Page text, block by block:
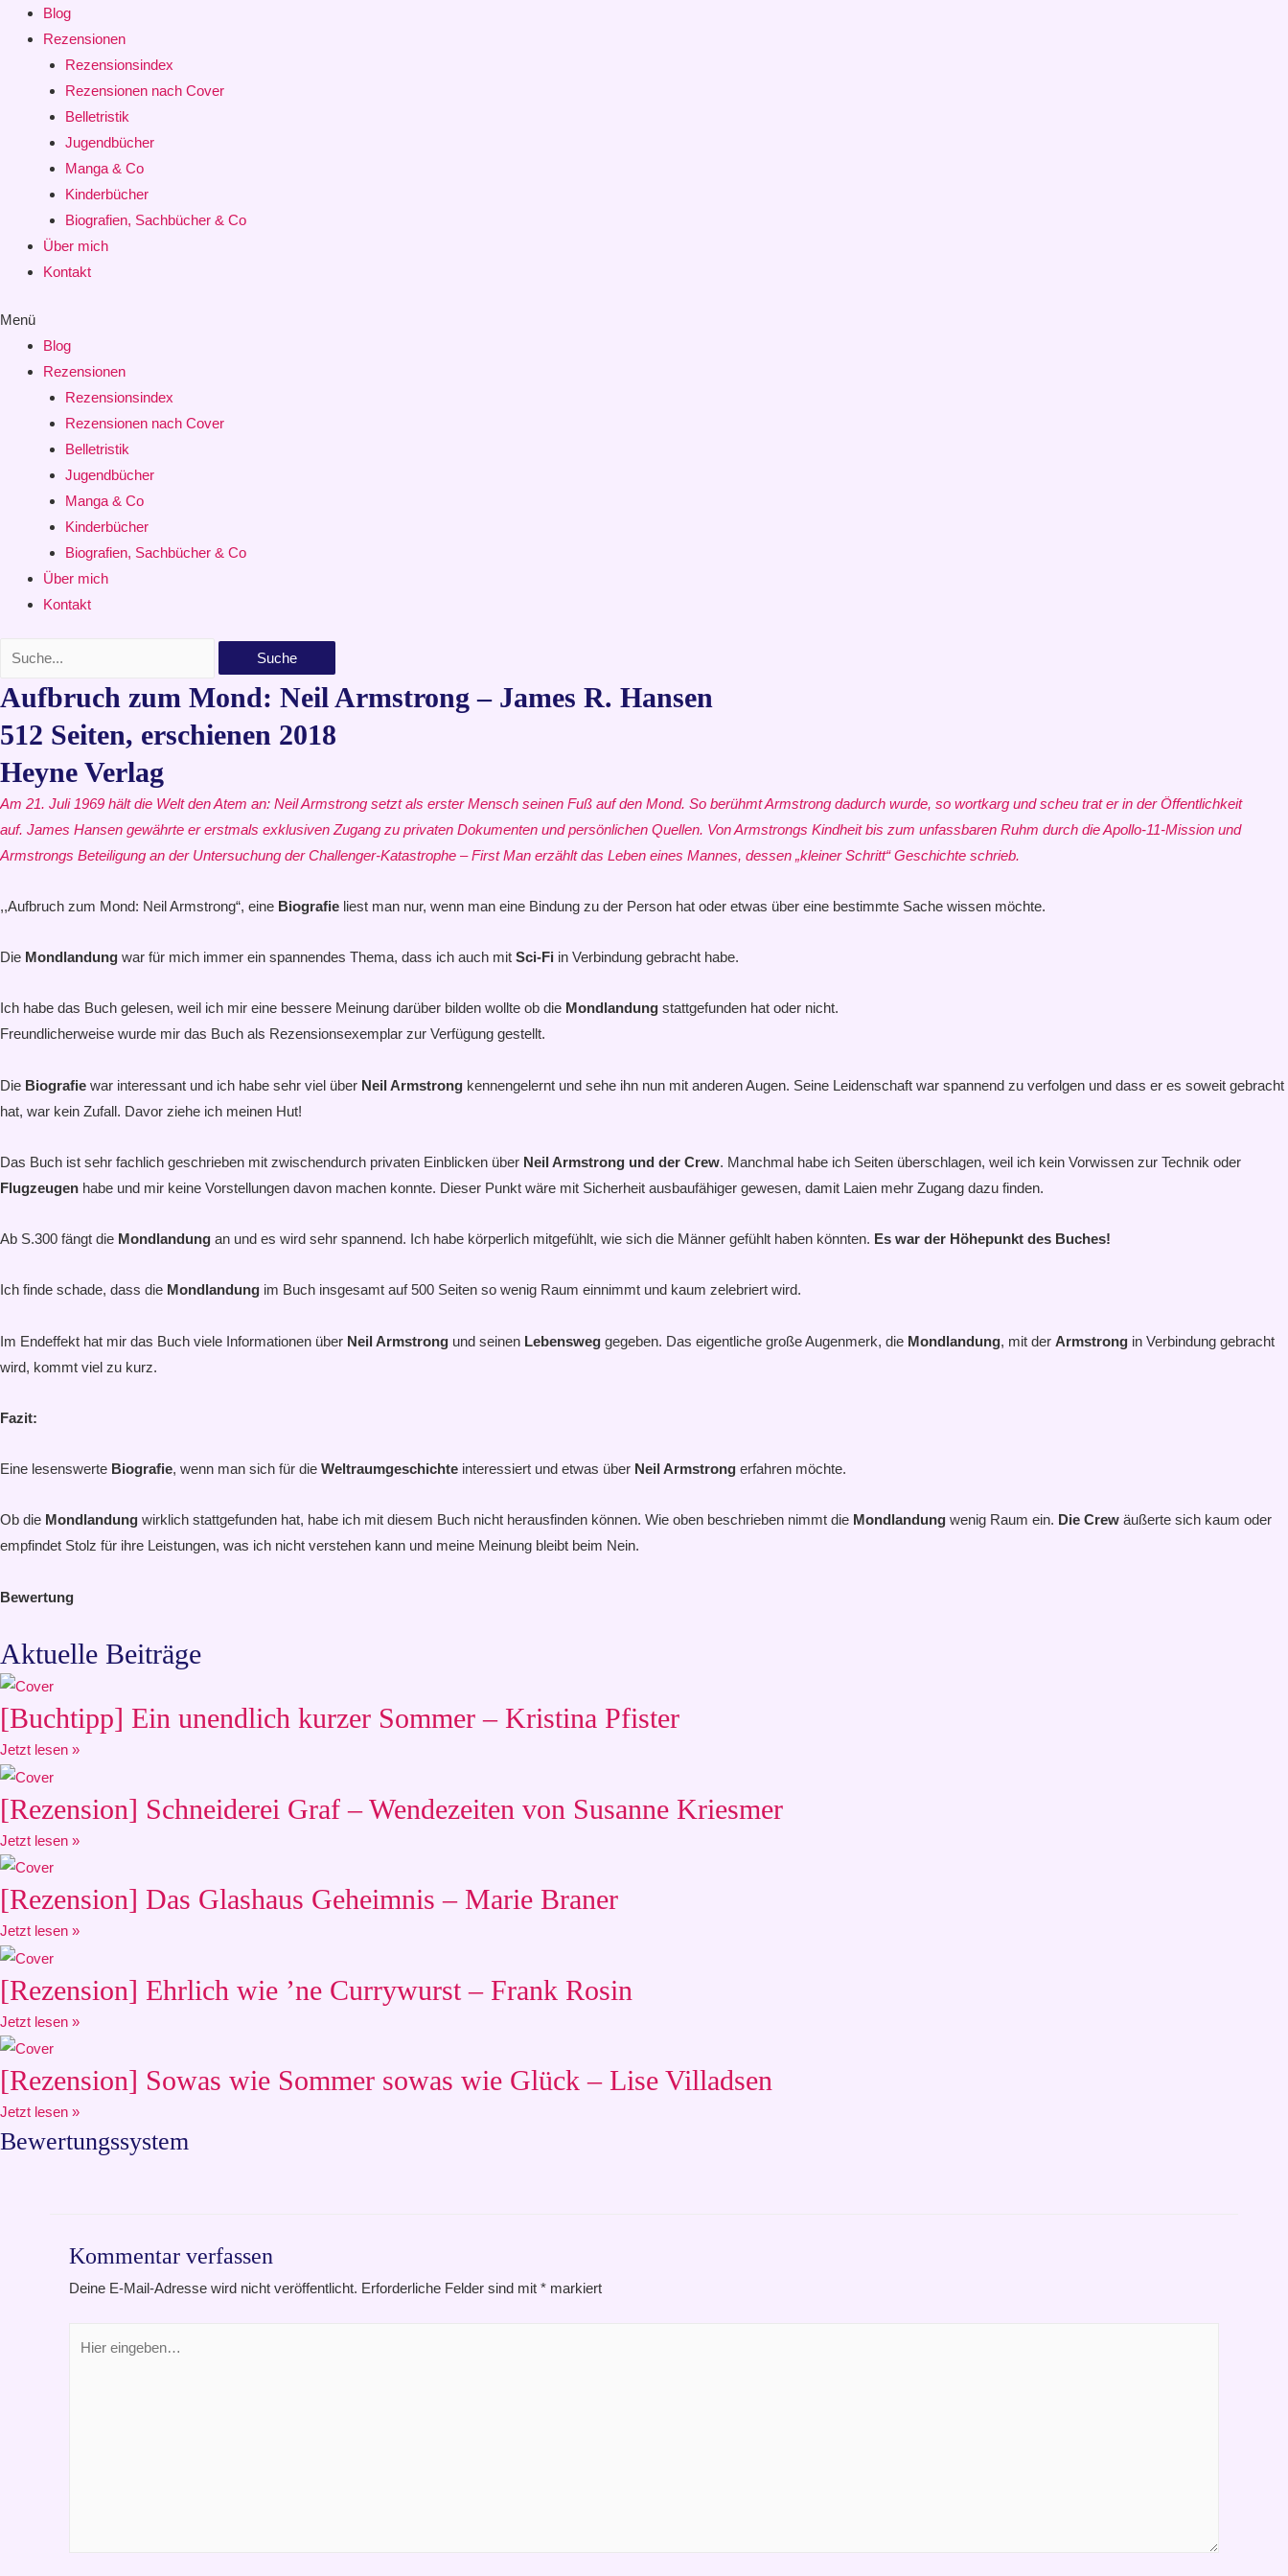
Blog
Rezensionen
Rezensionsindex
Rezensionen nach Cover
Belletristik
Jugendbücher
Manga & Co
Kinderbücher
Biografien, Sachbücher & Co
Über mich
Kontakt
Menü
Blog
Rezensionen
Rezensionsindex
Rezensionen nach Cover
Belletristik
Jugendbücher
Manga & Co
Kinderbücher
Biografien, Sachbücher & Co
Über mich
Kontakt
Suche
Aufbruch zum Mond: Neil Armstrong – James R. Hansen
512 Seiten, erschienen 2018
Heyne Verlag
Am 21. Juli 1969 hält die Welt den Atem an: Neil Armstrong setzt als erster Mensch seinen Fuß auf den Mond. So berühmt Armstrong dadurch wurde, so wortkarg und scheu trat er in der Öffentlichkeit
auf. James Hansen gewährte er erstmals exklusiven Zugang zu privaten Dokumenten und persönlichen Quellen. Von Armstrongs Kindheit bis zum unfassbaren Ruhm durch die Apollo-11-Mission und
Armstrongs Beteiligung an der Untersuchung der Challenger-Katastrophe – First Man erzählt das Leben eines Mannes, dessen „kleiner Schritt“ Geschichte schrieb.
,,Aufbruch zum Mond: Neil Armstrong“, eine Biografie liest man nur, wenn man eine Bindung zu der Person hat oder etwas über eine bestimmte Sache wissen möchte.
Die Mondlandung war für mich immer ein spannendes Thema, dass ich auch mit Sci-Fi in Verbindung gebracht habe.
Ich habe das Buch gelesen, weil ich mir eine bessere Meinung darüber bilden wollte ob die Mondlandung stattgefunden hat oder nicht.
Freundlicherweise wurde mir das Buch als Rezensionsexemplar zur Verfügung gestellt.
Die Biografie war interessant und ich habe sehr viel über Neil Armstrong kennengelernt und sehe ihn nun mit anderen Augen. Seine Leidenschaft war spannend zu verfolgen und dass er es soweit gebracht
hat, war kein Zufall. Davor ziehe ich meinen Hut!
Das Buch ist sehr fachlich geschrieben mit zwischendurch privaten Einblicken über Neil Armstrong und der Crew. Manchmal habe ich Seiten überschlagen, weil ich kein Vorwissen zur Technik oder
Flugzeugen habe und mir keine Vorstellungen davon machen konnte. Dieser Punkt wäre mit Sicherheit ausbaufähiger gewesen, damit Laien mehr Zugang dazu finden.
Ab S.300 fängt die Mondlandung an und es wird sehr spannend. Ich habe körperlich mitgefühlt, wie sich die Männer gefühlt haben könnten. Es war der Höhepunkt des Buches!
Ich finde schade, dass die Mondlandung im Buch insgesamt auf 500 Seiten so wenig Raum einnimmt und kaum zelebriert wird.
Im Endeffekt hat mir das Buch viele Informationen über Neil Armstrong und seinen Lebensweg gegeben. Das eigentliche große Augenmerk, die Mondlandung, mit der Armstrong in Verbindung gebracht
wird, kommt viel zu kurz.
Fazit:
Eine lesenswerte Biografie, wenn man sich für die Weltraumgeschichte interessiert und etwas über Neil Armstrong erfahren möchte.
Ob die Mondlandung wirklich stattgefunden hat, habe ich mit diesem Buch nicht herausfinden können. Wie oben beschrieben nimmt die Mondlandung wenig Raum ein. Die Crew äußerte sich kaum oder
empfindet Stolz für ihre Leistungen, was ich nicht verstehen kann und meine Meinung bleibt beim Nein.
Bewertung
Aktuelle Beiträge
[Buchtipp] Ein unendlich kurzer Sommer – Kristina Pfister
Jetzt lesen »
[Rezension] Schneiderei Graf – Wendezeiten von Susanne Kriesmer
Jetzt lesen »
[Rezension] Das Glashaus Geheimnis – Marie Braner
Jetzt lesen »
[Rezension] Ehrlich wie ’ne Currywurst – Frank Rosin
Jetzt lesen »
[Rezension] Sowas wie Sommer sowas wie Glück – Lise Villadsen
Jetzt lesen »
Bewertungssystem
Kommentar verfassen
Deine E-Mail-Adresse wird nicht veröffentlicht. Erforderliche Felder sind mit * markiert
eingeben…